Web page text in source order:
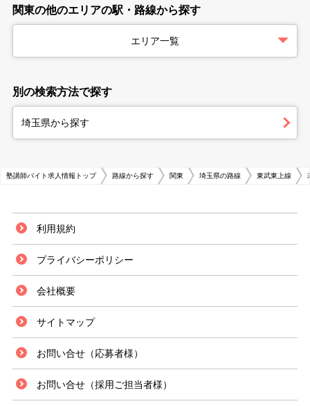
関東の他のエリアの駅・路線から探す
エリア一覧
別の検索方法で探す
埼玉県から探す
塾講師バイト求人情報トップ 路線から探す 関東 埼玉県の路線 東武東上線
利用規約
プライバシーポリシー
会社概要
サイトマップ
お問い合せ（応募者様）
お問い合せ（採用ご担当者様）